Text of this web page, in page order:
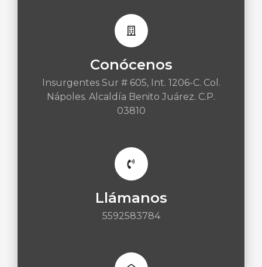
Conócenos
Insurgentes Sur # 605, Int. 1206-C. Col.
Nápoles. Alcaldía Benito Juárez. C.P.
03810
Llámanos
5592583784